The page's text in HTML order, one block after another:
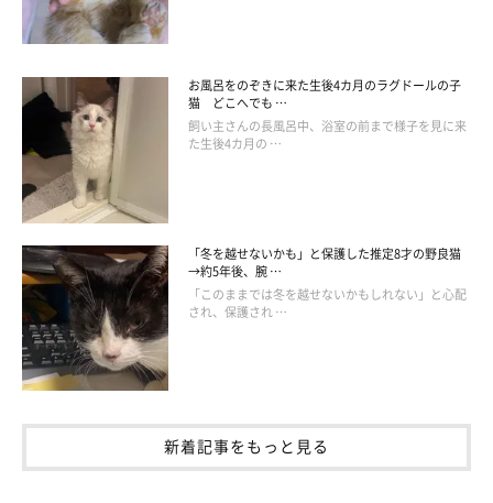
お風呂をのぞきに来た生後4カ月のラグドールの子
猫 どこへでも …
飼い主さんの長風呂中、浴室の前まで様子を見に来
た生後4カ月の …
「冬を越せないかも」と保護した推定8才の野良猫
→約5年後、腕 …
「このままでは冬を越せないかもしれない」と心配
され、保護され …
新着記事をもっと見る